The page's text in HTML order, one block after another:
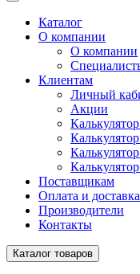
Каталог
О компании
О компании
Клиентам
Личный
Акции
Поставщикам
Оплата и доставка
Производители
Контакты
Каталог товаров